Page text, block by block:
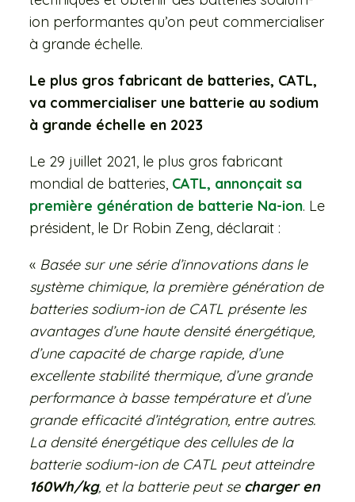
ion performantes qu’on peut commercialiser
à grande échelle.
Le plus gros fabricant de batteries, CATL,
va commercialiser une batterie au sodium
à grande échelle en 2023
Le 29 juillet 2021, le plus gros fabricant
mondial de batteries, CATL, annonçait sa
première génération de batterie Na-ion. Le
président, le Dr Robin Zeng, déclarait :
« Basée sur une série d’innovations dans le
système chimique, la première génération de
batteries sodium-ion de CATL présente les
avantages d’une haute densité énergétique,
d’une capacité de charge rapide, d’une
excellente stabilité thermique, d’une grande
performance à basse température et d’une
grande efficacité d’intégration, entre autres.
La densité énergétique des cellules de la
batterie sodium-ion de CATL peut atteindre
160Wh/kg, et la batterie peut se charger en